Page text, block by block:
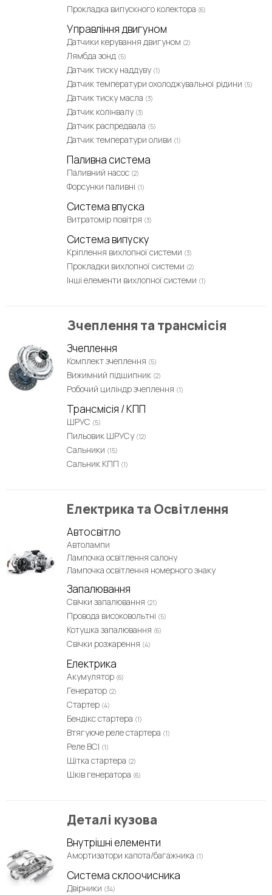
Прокладка випускного колектора (6)
Управління двигуном
Датчики керування двигуном (2)
Лямбда зонд (5)
Датчик тиску наддуву (1)
Датчик температури охолоджувальної рідини (5)
Датчик тиску масла (3)
Датчик колінвалу (3)
Датчик распредвала (5)
Датчик температури оливи (1)
Паливна система
Паливний насос (2)
Форсунки паливні (1)
Система впуска
Витратомір повітря (3)
Система випуску
Кріплення вихлопної системи (3)
Прокладки вихлопної системи (2)
Інші елементи вихлопної системи (1)
Зчеплення та трансмісія
Зчеплення
Комплект зчеплення (5)
Вижимний підшипник (2)
Робочий циліндр зчеплення (1)
Трансмісія / КПП
ШРУС (5)
Пильовик ШРУСу (12)
Сальники (15)
Сальник КПП (1)
Електрика та Освітлення
Автосвітло
Автолампи
Лампочка освітлення салону
Лампочка освітлення номерного знаку
Запалювання
Свічки запалювання (21)
Провода високовольтні (5)
Котушка запалювання (6)
Свічки розжарення (4)
Електрика
Акумулятор (6)
Генератор (2)
Стартер (4)
Бендікс стартера (1)
Втягуюче реле стартера (1)
Реле ВСІ (1)
Щітка стартера (2)
Шків генератора (6)
Деталі кузова
Внутрішні елементи
Амортизатори капота/багажника (1)
Система склоочисника
Двірники (34)